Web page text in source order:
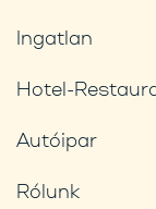
Ingatlan
Hotel-
Autóipar
Rólunk